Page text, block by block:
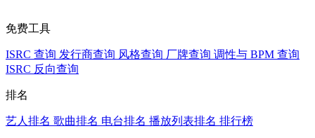
免费工具
ISRC 查询 发行商查询 风格查询 厂牌查询 调性与 BPM 查询
ISRC 反向查询
排名
艺人排名 歌曲排名 电台排名 播放列表排名 排行榜